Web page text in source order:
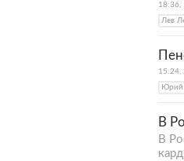
18:36,
Лев
15:24,
Юрий
В
В